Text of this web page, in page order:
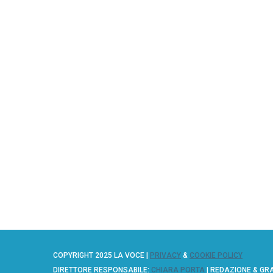
COPYRIGHT 2025 LA VOCE | PRIVACY & COOKIE POLICY
DIRETTORE RESPONSABILE: CHIARA PORTA | REDAZIONE &